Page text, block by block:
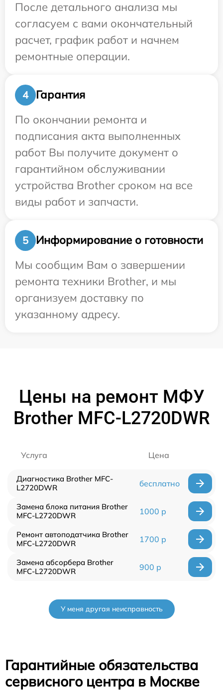
После детального анализа мы
согласуем с вами окончательный
расчет, график работ и начнем
ремонтные операции.
4
Гарантия
По окончании ремонта и
подписания акта выполненных
работ Вы получите документ о
гарантийном обслуживании
устройства Brother сроком на все
виды работ и запчасти.
5
Информирование о готовности
Мы сообщим Вам о завершении
ремонта техники Brother, и мы
организуем доставку по
указанному адресу.
Цены на ремонт МФУ
Brother MFC-L2720DWR
Услуга Цена
Диагностика Brother MFC-
L2720DWR
бесплатно
Замена блока питания Brother
MFC-L2720DWR
1000 р
Ремонт автоподатчика Brother
MFC-L2720DWR
1700 р
Замена абсорбера Brother
MFC-L2720DWR
900 р
У меня другая неисправность
Гарантийные обязательства
сервисного центра в Москве